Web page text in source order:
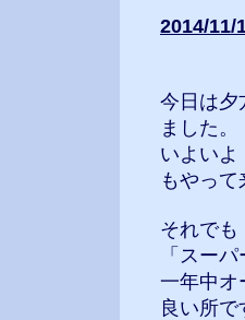
2014/
今日は夕
ました。
いよいよ
もやって
それでも
「スー
一年中オ
良い所で